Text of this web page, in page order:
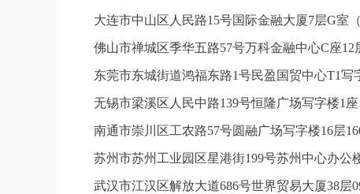
大连市中山区人民路15号国际金融大厦7层G室
佛山市禅城区季华五路57号万科金融中心C座12
东莞市东城街道鸿福东路1号民盈国贸中心T1写
无锡市梁溪区人民中路139号恒隆广场写字楼1座
南通市崇川区工农路57号圆融广场写字楼16层
苏州市苏州工业园区星港街199号苏州中心办公
武汉市江汉区解放大道686号世界贸易大厦38层